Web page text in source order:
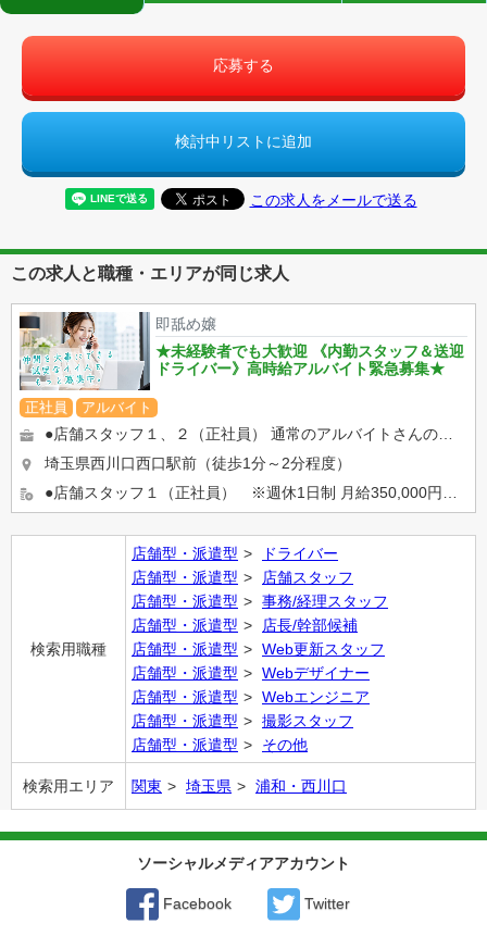
応募する
検討中リストに追加
この求人をメールで送る
この求人と職種・エリアが同じ求人
即舐め嬢
★未経験者でも大歓迎 《内勤スタッフ＆送迎
ドライバー》高時給アルバイト緊急募集★
正社員 アルバイト
埼玉県西川口西口駅前（徒歩1分～2分程度）
検索用職種
店舗型・派遣型
ドライバー
店舗型・派遣型
店舗スタッフ
店舗型・派遣型
事務/経理スタッフ
店舗型・派遣型
店長/幹部候補
店舗型・派遣型
Web更新スタッフ
店舗型・派遣型
Webデザイナー
店舗型・派遣型
Webエンジニア
店舗型・派遣型
撮影スタッフ
店舗型・派遣型
その他
検索用エリア 関東 埼玉県 浦和・西川口
ソーシャルメディアアカウント
Facebook Twitter